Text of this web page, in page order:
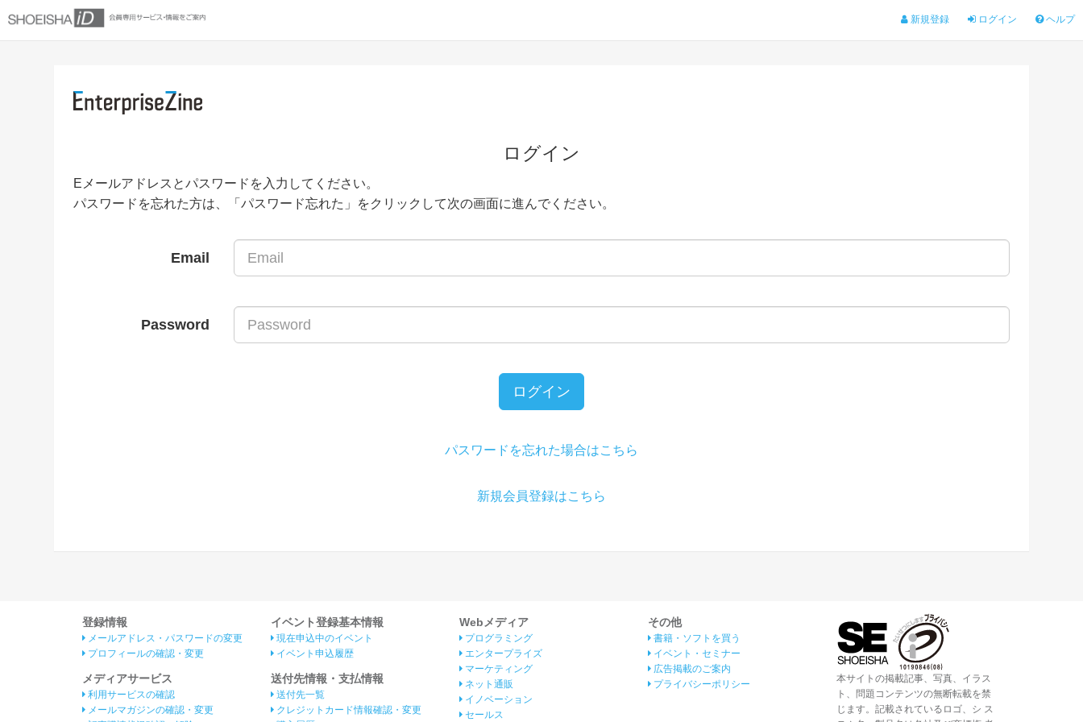
新規登録 ログイン ヘルプ
ログイン
Eメールアドレスとパスワードを入力してください。
パスワードを忘れた方は、「パスワード忘れた」をクリックして次の画面に進んでください。
Email
Password
ログイン
パスワードを忘れた場合はこちら
新規会員登録はこちら
登録情報
メールアドレス・パスワードの変更
プロフィールの確認・変更
メディアサービス
利用サービスの確認
メールマガジンの確認・変更
イベント登録基本情報
現在申込中のイベント
イベント申込履歴
送付先情報・支払情報
送付先一覧
クレジットカード情報確認・変更
Webメディア
プログラミング
エンタープライズ
マーケティング
ネット通販
イノベーション
セールス
その他
書籍・ソフトを買う
イベント・セミナー
広告掲載のご案内
プライバシーポリシー
本サイトの掲載記事、写真、イラス
ト、問題コンテンツの無断転載を禁
じます。記載されているロゴ、シ ス